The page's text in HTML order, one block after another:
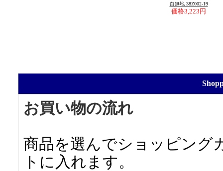
白無地 38Z002-19
価格3,223円
お買い物の流れ
商品を選んでショッピング
トに入れます。